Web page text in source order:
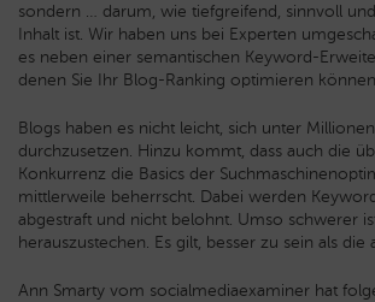
sondern … darum, wie tiefgreifend, sinnvoll
Inhalt ist. Wir haben uns bei Experten
es neben einer semantischen Keyword-
denen Sie Ihr Blog-Ranking optimieren
Blogs haben es nicht leicht, sich unter
durchzusetzen. Hinzu kommt, dass auch die
Konkurrenz die Basics der
mittlerweile beherrscht. Dabei werden
abgestraft und nicht belohnt. Umso schwerer
herauszustechen. Es gilt, besser zu sein als die
Ann Smarty vom socialmediaexaminer hat